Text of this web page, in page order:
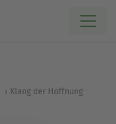
Klang der Hoffnung